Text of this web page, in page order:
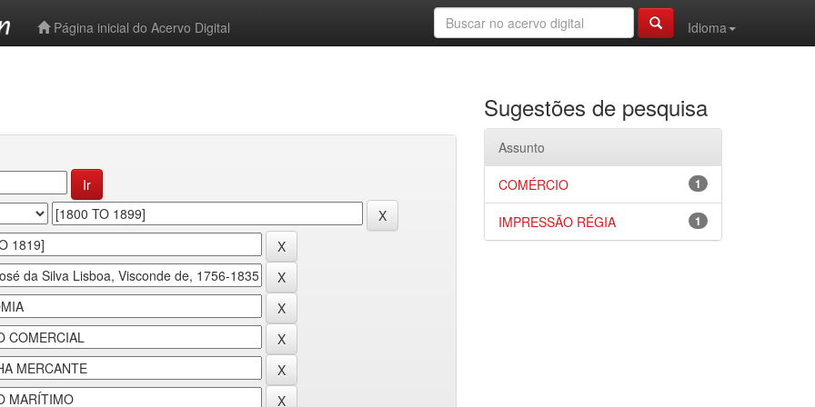
Página inicial do Acervo Digital
Idioma
Sugestões de pesquisa
Assunto
1
COMÉRCIO
1
IMPRESSÃO RÉGIA